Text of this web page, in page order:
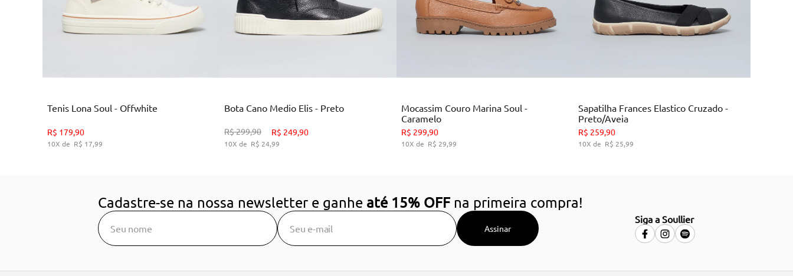
ADICIONAR AO CARRINHO
Tenis Lona Soul - Offwhite
R$ 179,90
10 R$ 17,99
34 35 36
ADICIONAR AO CARRINHO
Bota Cano Medio Elis - Preto
R$299,90 R$ 249,90
10 R$ 24,99
ADICIONAR AO CARRINHO
Mocassim Couro Marina Soul -
Caramelo
R$ 299,90
10 R$ 29,99
ADICIONAR AO CARRINHO
Sapatilha Frances Elastico Cruzado -
Preto/Aveia
R$ 259,90
10 R$ 25,99
Cadastre-se na nossa newsletter e ganhe até 15% OFFna primeira compra!
Assinar
Siga a Soullier